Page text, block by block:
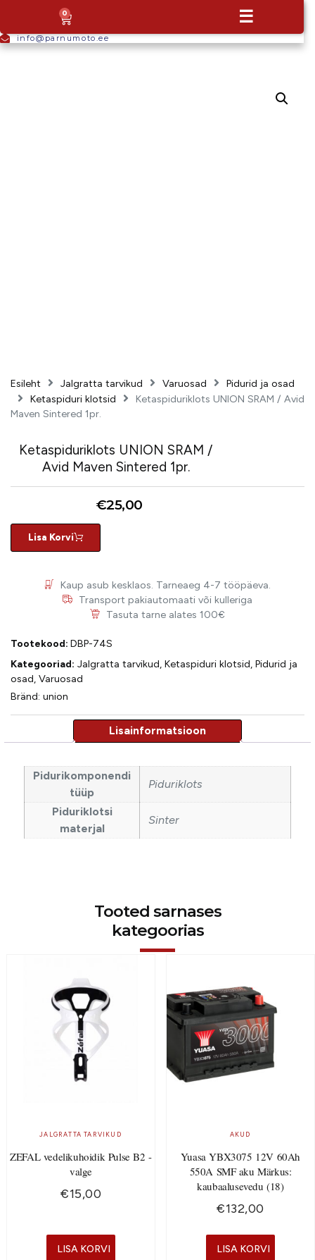
info@parnumoto.ee
0 ☰
Esileht Jalgratta tarvikud Varuosad
Pidurid ja osad
Ketaspiduri klotsid
Ketaspiduriklots UNION SRAM / Avid
Maven Sintered 1pr.
Ketaspiduriklots UNION SRAM /
Avid Maven Sintered 1pr.
€25,00
Lisa Korvi
Kaup asub kesklaos. Tarneaeg 4-7 tööpäeva.
Transport pakiautomaati või kulleriga
Tasuta tarne alates 100€
Tootekood: DBP-74S
Kategooriad: Jalgratta tarvikud, Ketaspiduri klotsid, Pidurid ja
osad, Varuosad
Bränd: union
Pidurikomponendi
tüüp
Piduriklots
Piduriklotsi
materjal
Sinter
Tooted sarnases
kategoorias
JALGRATTA TARVIKUD
ZEFAL vedelikuhoidik Pulse B2 -
valge
€15,00
LISA KORVI
AKUD
Yuasa YBX3075 12V 60Ah
550A SMF aku Märkus:
kaubaalusevedu (18)
€132,00
LISA KORVI